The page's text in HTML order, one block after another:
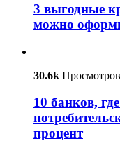
3 выгодные
можно
30.6k Просмотров
10 банков,
процент